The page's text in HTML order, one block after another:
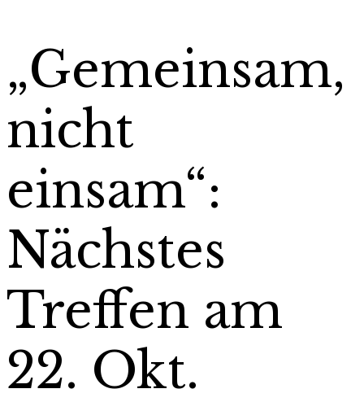
„Gemeinsam,
nicht
einsam“:
Nächstes
Treffen am
22. Okt.